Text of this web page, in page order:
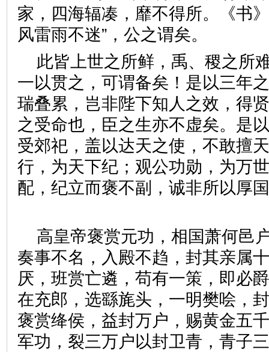
家，四海辐凑，靡不得所。《书
风雷雨不迷”，公之谓矣。
此皆上世之所鲜，禹、稷之所
一以贯之，可谓备矣！是以三年
瑞叠累，岂非陛下知人之效，得
之受命也，臣之生亦不虚矣。是
受郊祀，盖以达天之使，不敢擅
行，为天下纪；观公功勋，为万
配，纪立而褒不副，诚非所以
高皇帝褒赏元功，相国萧何邑
奏事不名，入殿不趋，封其亲属
厌，班赏亡遴，苟有一策，即必
在充郎，选繇旄头，一明樊哙，
褒赏绛侯，益封万户，赐黄金五
军功，裂三万户以封卫青，青子